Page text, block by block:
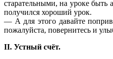
старательными, на уроке
получился хороший урок.
— А для этого давайте
пожалуйста, повернитесь и
II. Устный счёт.